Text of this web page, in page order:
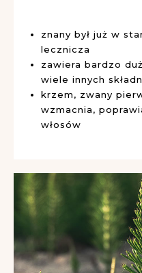
znany był już w
lecznicza
zawiera bardzo
wiele innych
krzem, zwany
wzmacnia,
włosów